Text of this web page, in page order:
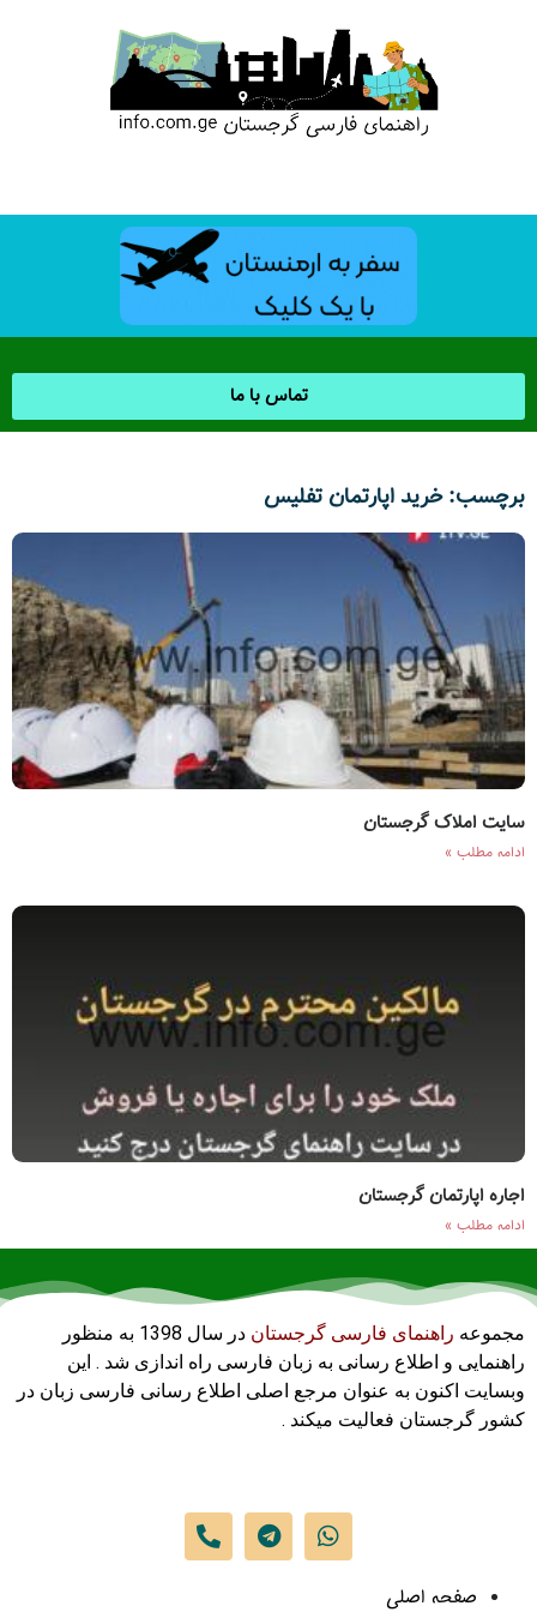
تماس با ما
برچسب: خرید اپارتمان تفلیس
سایت املاک گرجستان
ادامه مطلب »
اجاره اپارتمان گرجستان
ادامه مطلب »
مجموعه راهنمای فارسی گرجستان
در سال 1398 به منظور
راهنمایی و اطلاع رسانی به زبان فارسی راه اندازی شد . این
وبسایت اکنون به عنوان مرجع اصلی اطلاع رسانی فارسی زبان در
کشور گرجستان فعالیت میکند .
صفحه اصلی